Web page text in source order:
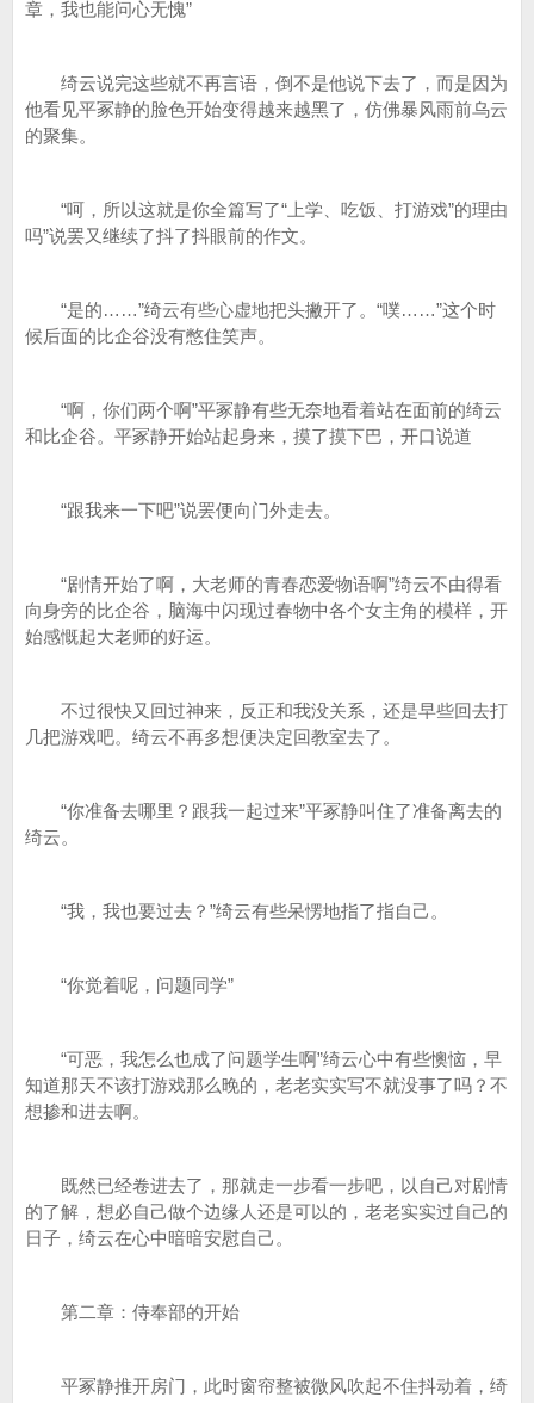
章，我也能问心无愧”
绮云说完这些就不再言语，倒不是他说下去了，而是因为
他看见平冢静的脸色开始变得越来越黑了，仿佛暴风雨前乌云
的聚集。
“呵，所以这就是你全篇写了“上学、吃饭、打游戏”的理由
吗”说罢又继续了抖了抖眼前的作文。
“是的……”绮云有些心虚地把头撇开了。“噗……”这个时
候后面的比企谷没有憋住笑声。
“啊，你们两个啊”平冢静有些无奈地看着站在面前的绮云
和比企谷。平冢静开始站起身来，摸了摸下巴，开口说道
“跟我来一下吧”说罢便向门外走去。
“剧情开始了啊，大老师的青春恋爱物语啊”绮云不由得看
向身旁的比企谷，脑海中闪现过春物中各个女主角的模样，开
始感慨起大老师的好运。
不过很快又回过神来，反正和我没关系，还是早些回去打
几把游戏吧。绮云不再多想便决定回教室去了。
“你准备去哪里？跟我一起过来”平冢静叫住了准备离去的
绮云。
“我，我也要过去？”绮云有些呆愣地指了指自己。
“你觉着呢，问题同学”
“可恶，我怎么也成了问题学生啊”绮云心中有些懊恼，早
知道那天不该打游戏那么晚的，老老实实写不就没事了吗？不
想掺和进去啊。
既然已经卷进去了，那就走一步看一步吧，以自己对剧情
的了解，想必自己做个边缘人还是可以的，老老实实过自己的
日子，绮云在心中暗暗安慰自己。
第二章：侍奉部的开始
平冢静推开房门，此时窗帘整被微风吹起不住抖动着，绮